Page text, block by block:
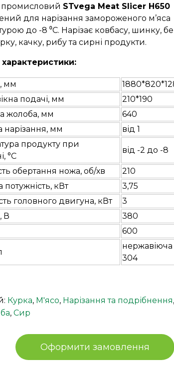
STvega Meat Slicer H650
для нарізання замороженого м’яса
до -8 ⁰С. Нарізає ковбасу, шинку,
качку, рибу та сирні продукти.
характеристики:
мм
подачі, мм
210*190
жолоба, мм
640
мм
від 1
продукту при
°C
від -2 до -8
обертання ножа, об/хв
210
потужність, кВт
3,75
головного двигуна, кВт
3
В
380
600
нержавіюча
304
Курка, М'ясо, Нарізання та подрібнення,
, Сир
Оформити замовлення